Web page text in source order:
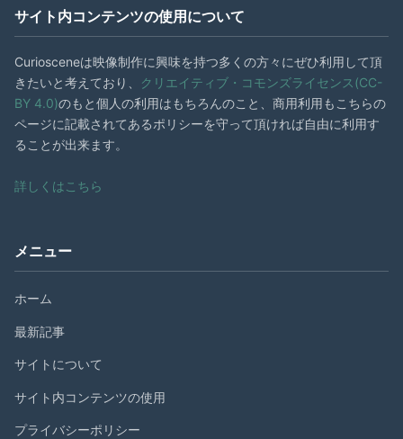
サイト内コンテンツの使用について
Curiosceneは映像制作に興味を持つ多くの方々にぜひ利用して頂
きたいと考えており、
クリエイティブ・コモンズライセンス(CC-
BY 4.0)のもと個人の利用はもちろんのこと、商用利用もこちらの
ページに記載されてあるポリシーを守って頂ければ自由に利用す
ることが出来ます。
詳しくはこちら
メニュー
ホーム
最新記事
サイトについて
サイト内コンテンツの使用
プライバシーポリシー